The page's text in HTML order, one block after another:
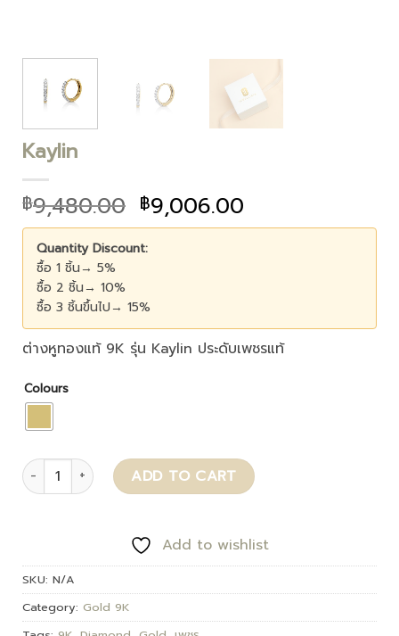
Kaylin
฿9,480.00 ฿9,006.00
Quantity Discount:
ซื้อ 1 ชิ้น→ 5%
ซื้อ 2 ชิ้น→ 10%
ซื้อ 3 ชิ้นขึ้นไป→ 15%
ต่างหูทองแท้ 9K รุ่น Kaylin ประดับเพชรแท้
Colours
Kaylin quantity ADD TO CART
Add to wishlist
SKU: N/A
Category: Gold 9K